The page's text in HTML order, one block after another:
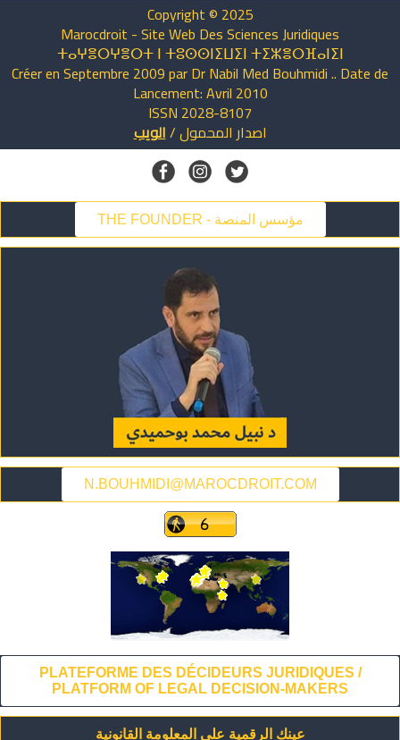
Copyright © 2025
Marocdroit - Site Web Des Sciences Juridiques
ⵜⴰⵖⴻⵔⵖⴻⵔⵜ ⵏ ⵜⵓⵙⵙⵏⵉⵡⵉⵏ ⵜⵉⵣⴻⵔⴼⴰⵏⵉⵏ
Créer en Septembre 2009 par Dr Nabil Med Bouhmidi .. Date de
Lancement: Avril 2010
ISSN 2028-8107
اصدارالمحمول/الويب
THE FOUNDER - مؤسس المنصة
N.BOUHMIDI@MAROCDROIT.COM
PLATEFORME DES DÉCIDEURS JURIDIQUES /
PLATFORM OF LEGAL DECISION-MAKERS
عينك الرقمية على المعلومة القانونية